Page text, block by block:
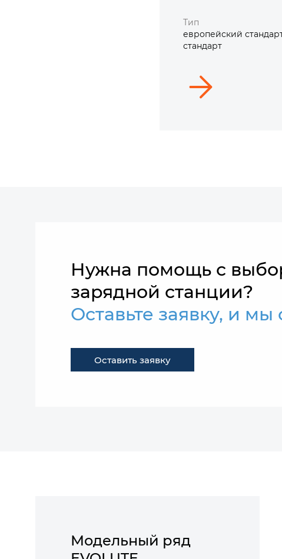
Тип
европейский
стандарт
Нужна помощь с
зарядной станции?
Оставьте заявку, и
Оставить заявку
Модельный ряд